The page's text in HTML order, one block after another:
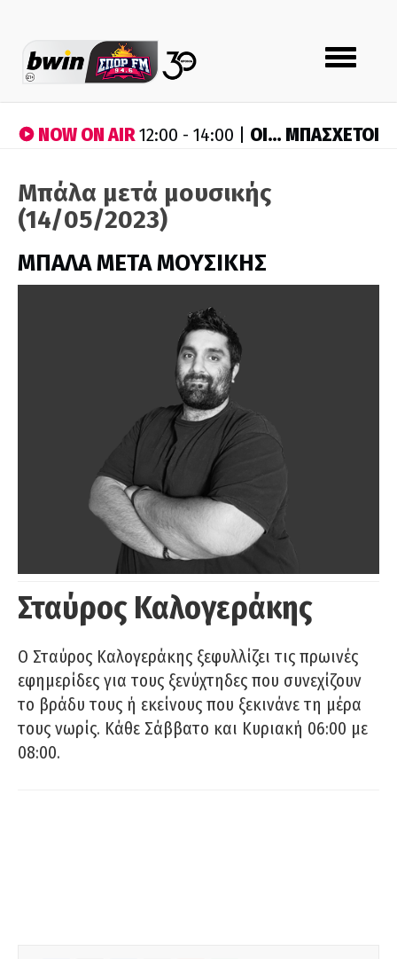
Toggle
navigation
NOW ON AIR12:00 - 14:00 | ΟΙ… ΜΠΑΣΧΕΤΟΙ
Μπάλα μετά μουσικής
(14/05/2023)
ΜΠΑΛΑ ΜΕΤΑ ΜΟΥΣΙΚΗΣ
Σταύρος Καλογεράκης
Ο Σταύρος Καλογεράκης ξεφυλλίζει τις πρωινές
εφημερίδες για τους ξενύχτηδες που συνεχίζουν
το βράδυ τους ή εκείνους που ξεκινάνε τη μέρα
τους νωρίς. Κάθε Σάββατο και Κυριακή 06:00 με
08:00.